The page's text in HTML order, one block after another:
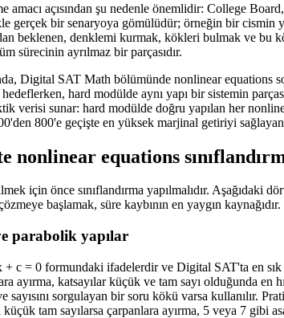
amacı açısından şu nedenle önemlidir: College
gerçek bir senaryoya gömülüdür; örneğin bir cismin
beklenen, denklemi kurmak, kökleri bulmak ve bu
sürecinin ayrılmaz bir parçasıdır.
Digital SAT Math bölümünde nonlinear equations
hedeflerken, hard modülde aynı yapı bir sistemin
verisi sunar: hard modülde doğru yapılan her
800'e geçişte en yüksek marjinal getiriyi
equations
için önce sınıflandırma yapılmalıdır. Aşağıdaki
başlamak, süre kaybının en yaygın kaynağıdır.
parabolik yapılar
c = 0 formundaki ifadelerdir ve Digital SAT'ta en sık
ayırma, katsayılar küçük ve tam sayı olduğunda
sayısını sorgulayan bir soru kökü varsa kullanılır.
tam sayılarsa çarpanlara ayırma, 5 veya 7 gibi